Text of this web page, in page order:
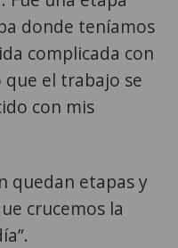
donde teníamos
complicada con
el trabajo se
con mis
quedan etapas y
crucemos la